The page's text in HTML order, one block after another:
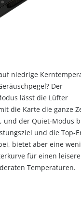
niedrige
Der
lässt die Lüfter
die Karte die ganze
und der Quiet-Modus
und die Top-
bietet aber eine
für einen
Temperaturen.